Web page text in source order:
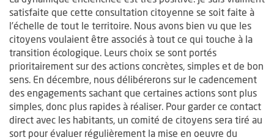
satisfaite que cette consultation citoyenne se soit faite à
l’échelle de tout le territoire. Nous avons bien vu que les
citoyens voulaient être associés à tout ce qui touche à la
transition écologique. Leurs choix se sont portés
prioritairement sur des actions concrètes, simples et de bon
sens. En décembre, nous délibérerons sur le cadencement
des engagements sachant que certaines actions sont plus
simples, donc plus rapides à réaliser. Pour garder ce contact
direct avec les habitants, un comité de citoyens sera tiré au
sort pour évaluer régulièrement la mise en oeuvre du